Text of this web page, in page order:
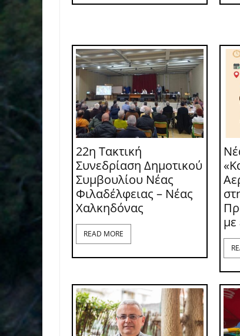
22η Τακτική
Συνεδρίαση Δημοτικού
Συμβουλίου Νέας
Φιλαδέλφειας – Νέας
Χαλκηδόνας
READ MORE
με